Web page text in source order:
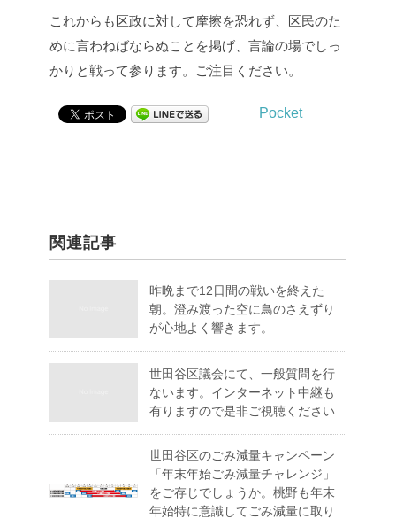
これからも区政に対して摩擦を恐れず、区民のた
めに言わねばならぬことを掲げ、言論の場でしっ
かりと戦って参ります。ご注目ください。
Pocket
関連記事
昨晩まで12日間の戦いを終えた
朝。澄み渡った空に鳥のさえずり
が心地よく響きます。
世田谷区議会にて、一般質問を行
ないます。インターネット中継も
有りますので是非ご視聴ください
世田谷区のごみ減量キャンペーン
「年末年始ごみ減量チャレンジ」
をご存じでしょうか。桃野も年末
年始特に意識してごみ減量に取り